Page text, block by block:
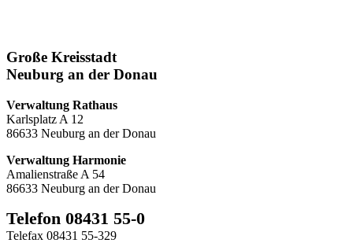
Große Kreisstadt
Neuburg an der Donau
Verwaltung Rathaus
Karlsplatz A 12
86633 Neuburg an der Donau
Verwaltung Harmonie
Amalienstraße A 54
86633 Neuburg an der Donau
Telefon 08431 55-0
Telefax 08431 55-329